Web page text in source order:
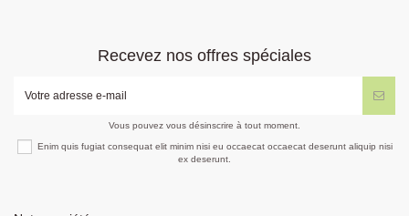
Recevez nos offres spéciales
Vous pouvez vous désinscrire à tout moment.
Enim quis fugiat consequat elit minim nisi eu occaecat occaecat deserunt aliquip nisi
ex deserunt.